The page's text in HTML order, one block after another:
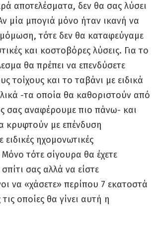
αποτελέσματα, δεν θα σας λύσει
μία μπογιά μόνο ήταν ικανή να
τότε δεν θα καταφεύγαμε
και κοστοβόρες λύσεις. Για το
θα πρέπει να επενδύσετε
τοίχους και το ταβάνι με ειδικά
-τα οποία θα καθοριστούν από
σας αναφέρουμε πιο πάνω- και
κρυφτούν με επένδυση
ηχομονωτικές
τότε σίγουρα θα έχετε
σας αλλά να είστε
να «χάσετε» περίπου 7 εκατοστά
τις οποίες θα γίνει αυτή η